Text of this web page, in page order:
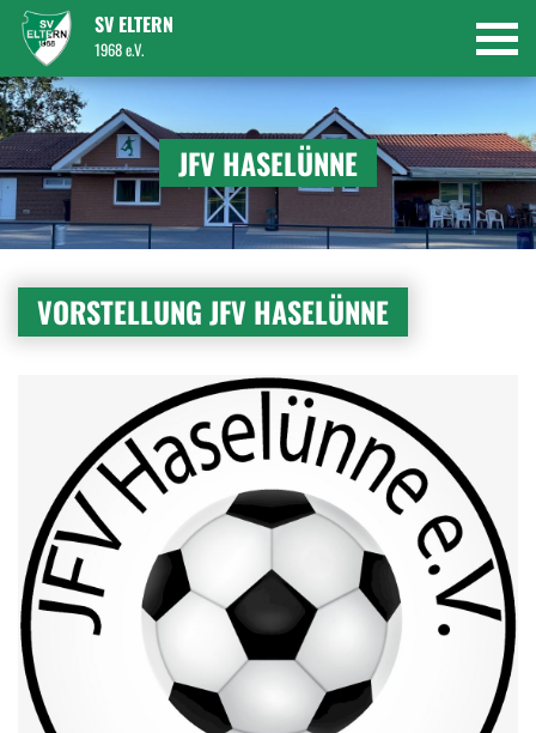
SV ELTERN
1968 e.V.
JFV HASELÜNNE
VORSTELLUNG JFV HASELÜNNE